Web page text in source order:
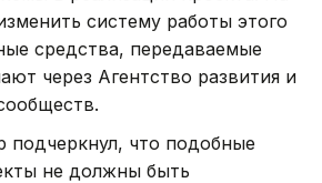
систему работы этого
средства, передаваемые
через Агентство развития и
подчеркнул, что подобные
не должны быть